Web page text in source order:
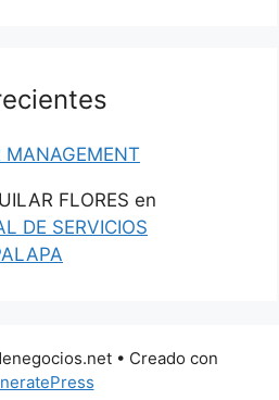
MANAGEMENT
FLORES en
DE SERVICIOS
• Creado con